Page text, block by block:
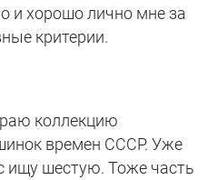
и хорошо лично мне за
критерии.
коллекцию
времен СССР. Уже
ищу шестую. Тоже часть